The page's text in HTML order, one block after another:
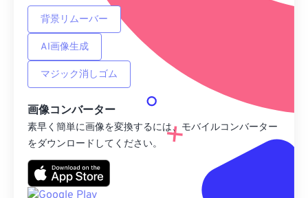
背景リムーバー
AI画像生成
マジック消しゴム
画像コンバーター
素早く簡単に画像を変換するには、モバイルコンバーター
をダウンロードしてください。